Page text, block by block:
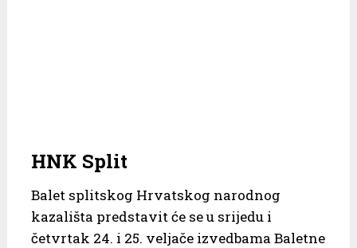
HNK Split
Balet splitskog Hrvatskog narodnog
kazališta predstavit će se u srijedu i
četvrtak 24. i 25. veljače izvedbama Baletne